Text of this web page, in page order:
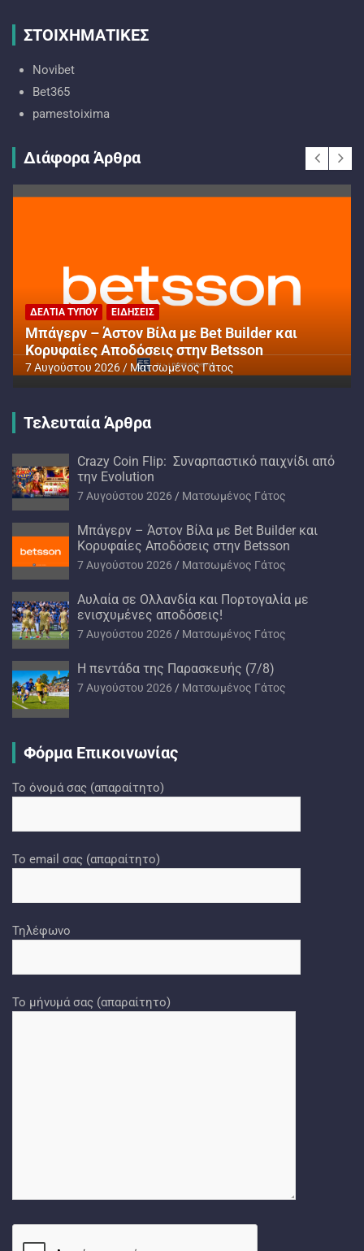
ΣΤΟΙΧΗΜΑΤΙΚΕΣ
Novibet
Bet365
pamestoixima
Διάφορα Άρθρα
ΔΕΛΤΊΑ ΤΎΠΟΥ ΕΙΔΉΣΕΙΣ
Μπάγερν – Άστον Βίλα με Bet Builder και
Κορυφαίες Αποδόσεις στην Betsson
7 Αυγούστου 2026 Ματσωμένος Γάτος
Τελευταία Άρθρα
Crazy Coin Flip: Συναρπαστικό παιχνίδι από
την Evolution
7 Αυγούστου 2026 Ματσωμένος Γάτος
Μπάγερν – Άστον Βίλα με Bet Builder και
Κορυφαίες Αποδόσεις στην Betsson
7 Αυγούστου 2026 Ματσωμένος Γάτος
Αυλαία σε Ολλανδία και Πορτογαλία με
ενισχυμένες αποδόσεις!
7 Αυγούστου 2026 Ματσωμένος Γάτος
H πεντάδα της Παρασκευής (7/8)
7 Αυγούστου 2026 Ματσωμένος Γάτος
Φόρμα Επικοινωνίας
Το όνομά σας (απαραίτητο)
Το email σας (απαραίτητο)
Τηλέφωνο
Το μήνυμά σας (απαραίτητο)